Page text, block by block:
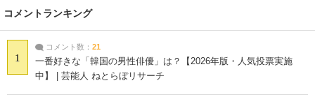
コメントランキング
1
コメント数： 21
一番好きな「韓国の男性俳優」は？【2026年版・人気投票実施
中】 | 芸能人 ねとらぼリサーチ